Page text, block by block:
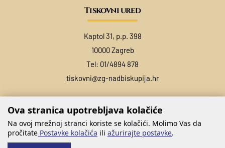
Tiskovni ured
Kaptol 31, p.p. 398
10000 Zagreb
Tel: 01/4894 878
tiskovni@zg-nadbiskupija.hr
Ova stranica upotrebljava kolačiće
Na ovoj mrežnoj stranci koriste se kolačići. Molimo Vas da
pročitate Postavke kolačića ili ažurirajte postavke.